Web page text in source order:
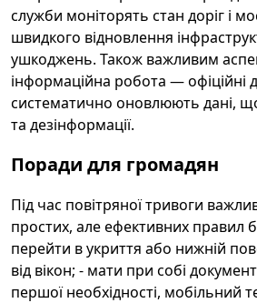
служби моніторять стан доріг і
швидкого відновлення
ушкоджень. Також важливим
інформаційна робота — офіційні
систематично оновлюють дані,
та дезінформації.
Поради для громадян
Під час повітряної тривоги
простих, але ефективних правил
перейти в укриття або нижній
від вікон; - мати при собі
першої необхідності, мобільний